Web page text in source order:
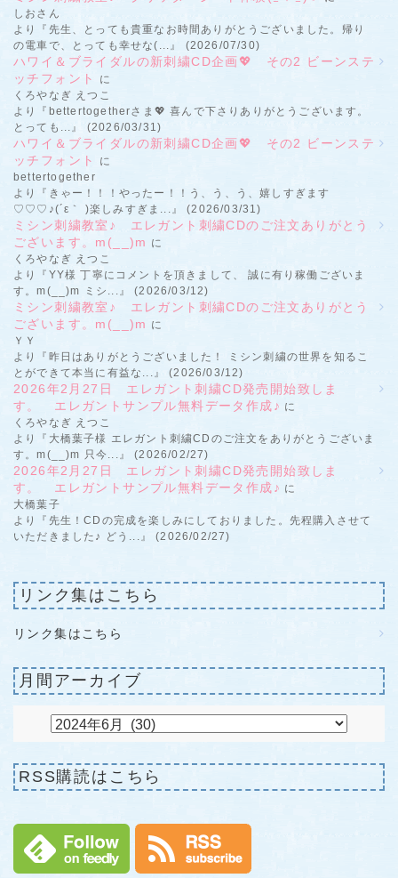
しおさん
より『先生、とっても貴重なお時間ありがとうございました。帰り
の電車で、とっても幸せな(...』 (2026/07/30)
ハワイ＆ブライダルの新刺繍CD企画💖 その2 ビーンステ
ッチフォント
に
くろやなぎ えつこ
より『bettertogetherさま💖 喜んで下さりありがとうございます。
とっても...』 (2026/03/31)
ハワイ＆ブライダルの新刺繍CD企画💖 その2 ビーンステ
ッチフォント
に
bettertogether
より『きゃー！！！やったー！！う、う、う、嬉しすぎます
♡♡♡♪(´ε｀ )楽しみすぎま...』 (2026/03/31)
ミシン刺繍教室♪ エレガント刺繍CDのご注文ありがとう
ございます。m(__)m に
くろやなぎ えつこ
より『YY様 丁寧にコメントを頂きまして、 誠に有り稼働ございま
す。m(__)m ミシ...』 (2026/03/12)
ミシン刺繍教室♪ エレガント刺繍CDのご注文ありがとう
ございます。m(__)m に
ＹＹ
より『昨日はありがとうございました！ ミシン刺繍の世界を知るこ
とができて本当に有益な...』 (2026/03/12)
2026年2月27日 エレガント刺繍CD発売開始致しま
す。 エレガントサンプル無料データ作成♪ に
くろやなぎ えつこ
より『大橋葉子様 エレガント刺繍CDのご注文をありがとうございま
す。m(__)m 只今...』 (2026/02/27)
2026年2月27日 エレガント刺繍CD発売開始致しま
す。 エレガントサンプル無料データ作成♪ に
大橋葉子
より『先生！CDの完成を楽しみにしておりました。先程購入させて
いただきました♪ どう...』 (2026/02/27)
リンク集はこちら
リンク集はこちら
月間アーカイブ
RSS購読はこちら